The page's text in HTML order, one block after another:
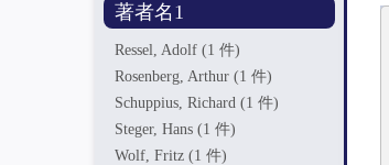
著者名1
Ressel, Adolf(1 件)
Rosenberg, Arthur(1 件)
Schuppius, Richard(1 件)
Steger, Hans(1 件)
Wolf, Fritz(1 件)